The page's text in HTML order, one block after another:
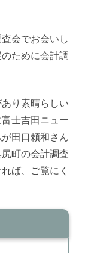
会でお会いし
ために会計調
り素晴らしい
士吉田ニュー
田口頼和さん
町の会計調査
ば、ご覧にく